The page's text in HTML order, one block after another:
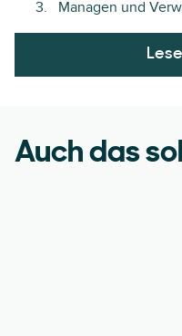
Managen und
Auch das